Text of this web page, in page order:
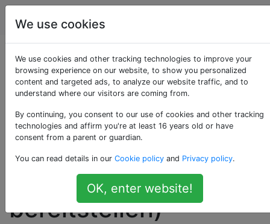
Computerbenutzer
Elasticsearch-
Abfragen
protokollieren (und
möglicherweise
Analysen
bereitstellen)
We use cookies
We use cookies and other tracking technologies to improve your
browsing experience on our website, to show you personalized
content and targeted ads, to analyze our website traffic, and to
understand where our visitors are coming from.
By continuing, you consent to our use of cookies and other tracking
technologies and affirm you're at least 16 years old or have
consent from a parent or guardian.
You can read details in our Cookie policy and Privacy policy.
OK, enter website!